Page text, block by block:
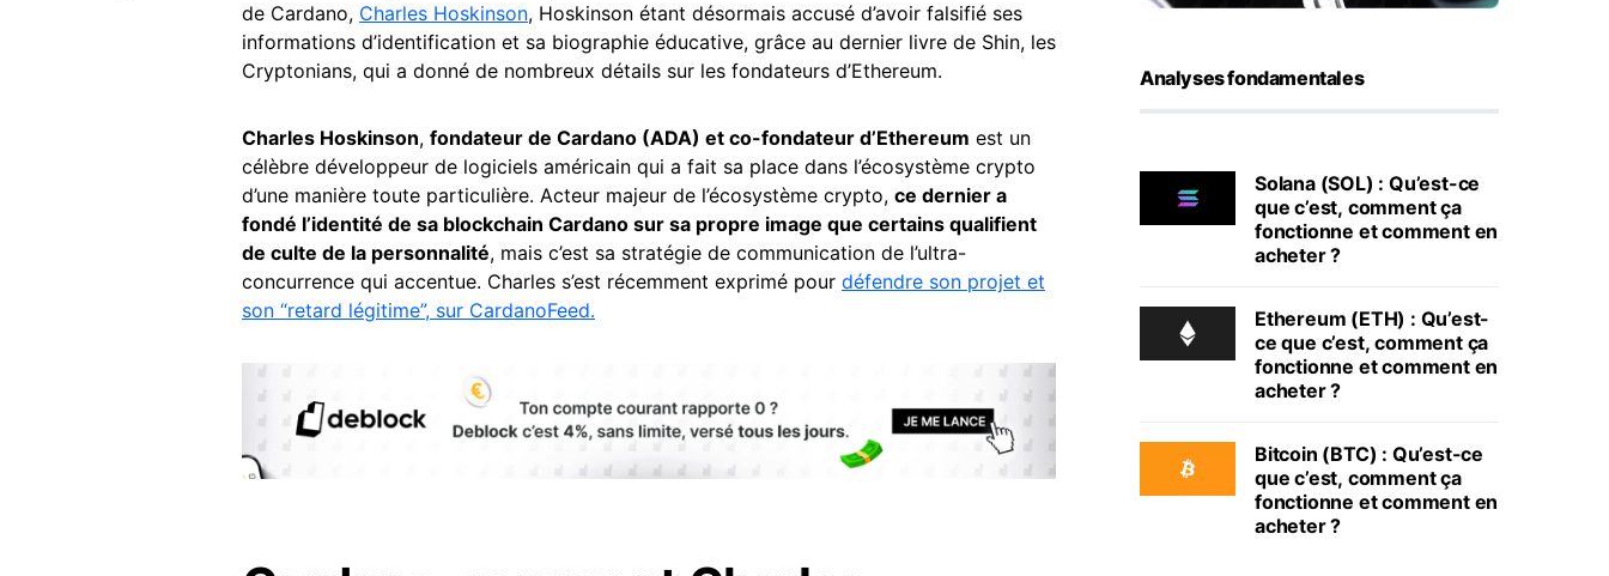
de Cardano, Charles Hoskinson, Hoskinson étant désormais accusé d’avoir falsifié ses
informations d’identification et sa biographie éducative, grâce au dernier livre de Shin, les
Cryptonians, qui a donné de nombreux détails sur les fondateurs d’Ethereum.
Charles Hoskinson, fondateur de Cardano (ADA) et co-fondateur d’Ethereum est un
célèbre développeur de logiciels américain qui a fait sa place dans l’écosystème crypto
d’une manière toute particulière. Acteur majeur de l’écosystème crypto, ce dernier a
fondé l’identité de sa blockchain Cardano sur sa propre image que certains qualifient
de culte de la personnalité, mais c’est sa stratégie de communication de l’ultra-
concurrence qui accentue. Charles s’est récemment exprimé pour défendre son projet et
son “retard légitime”, sur CardanoFeed.
Analyses fondamentales
Solana (SOL) : Qu’est-ce
que c’est, comment ça
fonctionne et comment en
acheter ?
Ethereum (ETH) : Qu’est-
ce que c’est, comment ça
fonctionne et comment en
acheter ?
Bitcoin (BTC) : Qu’est-ce
que c’est, comment ça
fonctionne et comment en
acheter ?